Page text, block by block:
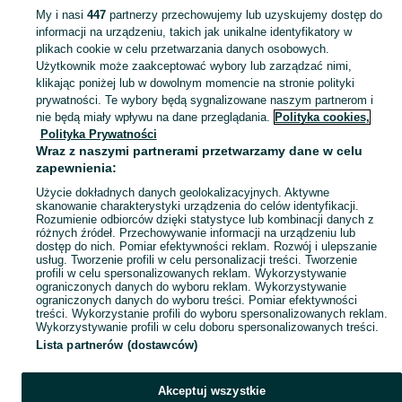
KATEGORIA
Skorzystaj z największego serwisu ogłoszeniowego - Ładzice i okolice! Kupuj to, czego pragniesz i sprzedawaj to, czego już nie potrzebujesz! Zobacz
Mapa kategorii
Mapa miejscowości
Mapa ministron
Popularne wyszukiwania
My i nasi 447partnerzy przechowujemy lub uzyskujemy dostęp do
informacji na urządzeniu, takich jak unikalne identyfikatory w
plikach cookie w celu przetwarzania danych osobowych.
Użytkownik może zaakceptować wybory lub zarządzać nimi,
klikając poniżej lub w dowolnym momencie na stronie polityki
prywatności. Te wybory będą sygnalizowane naszym partnerom i
nie będą miały wpływu na dane przeglądania. Polityka cookies,
Polityka Prywatności
Wraz z naszymi partnerami przetwarzamy dane w celu
zapewnienia:
Użycie dokładnych danych geolokalizacyjnych. Aktywne
skanowanie charakterystyki urządzenia do celów identyfikacji.
Rozumienie odbiorców dzięki statystyce lub kombinacji danych z
różnych źródeł. Przechowywanie informacji na urządzeniu lub
dostęp do nich. Pomiar efektywności reklam. Rozwój i ulepszanie
usług. Tworzenie profili w celu personalizacji treści. Tworzenie
profili w celu spersonalizowanych reklam. Wykorzystywanie
ograniczonych danych do wyboru reklam. Wykorzystywanie
ograniczonych danych do wyboru treści. Pomiar efektywności
treści. Wykorzystanie profili do wyboru spersonalizowanych reklam.
Wykorzystywanie profili w celu doboru spersonalizowanych treści.
Lista partnerów (dostawców)
Akceptuj wszystkie